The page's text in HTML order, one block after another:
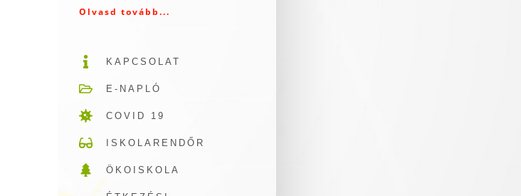
Olvasd tovább...
KAPCSOLAT
E-NAPLÓ
COVID 19
ISKOLARENDŐR
ÖKOISKOLA